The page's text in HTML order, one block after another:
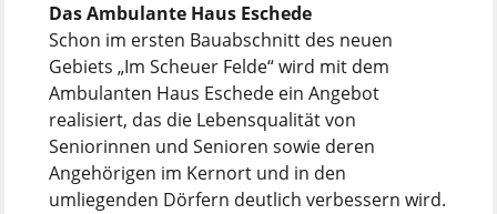
Das Ambulante Haus Eschede
Schon im ersten Bauabschnitt des neuen
Gebiets „Im Scheuer Felde“ wird mit dem
Ambulanten Haus Eschede ein Angebot
realisiert, das die Lebensqualität von
Seniorinnen und Senioren sowie deren
Angehörigen im Kernort und in den
umliegenden Dörfern deutlich verbessern wird.